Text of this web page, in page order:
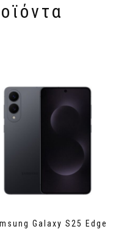
Galaxy S25 Edge